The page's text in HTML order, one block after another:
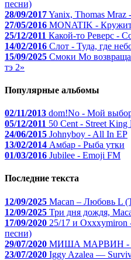
песни)
28/09/2017Yanix, Thomas Mraz
27/05/2016 MONATIK - Кружит
25/12/2011 Какой-то Реверс -
14/02/2016 Слот - Туда, где
15/09/2025 Смоки Мо
тэ 2»
Популярные альбомы
02/11/2013 dom!No - Мой
05/12/2011 50 Cent - Street King
24/06/2015 Johnyboy - All In EP
13/02/2014 Амбар - Рыба утки
01/03/2016 Jubilee - Emoji FM
Последние текста
12/09/2025 Macan – Любовь L
12/09/2025 Три дня дождя,
17/09/2020 25/17 и Oxxxymiron
песни)
29/07/2020 МИША МАРВИН -
23/07/2020 Iggy Azalea —